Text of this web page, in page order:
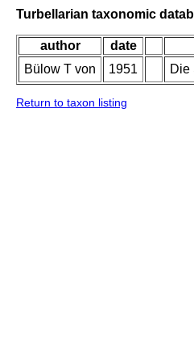
Turbellarian taxonomic
author date
Bülow T von
1951 Die
Return to taxon listing